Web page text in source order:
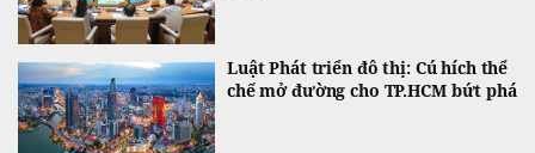
Luật Phát triển đô thị: Cú hích thể
chế mở đường cho TP.HCM bứt phá